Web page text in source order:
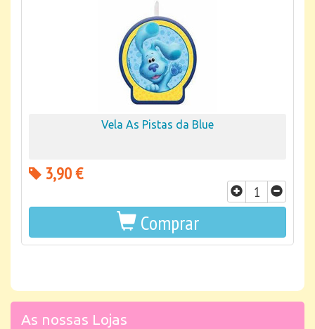
Vela As Pistas da Blue
3,90 €
Comprar
As nossas Lojas